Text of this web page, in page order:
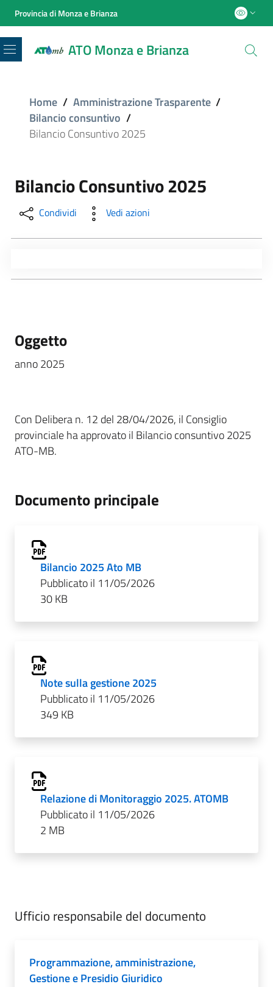
Provincia di Monza e Brianza
ATO Monza e Brianza
Menu
Home / Amministrazione Trasparente /
Bilancio consuntivo /
Bilancio Consuntivo 2025
Bilancio Consuntivo 2025
Condividi Vedi azioni
Oggetto
anno 2025
Con Delibera n. 12 del 28/04/2026, il Consiglio
provinciale ha approvato il Bilancio consuntivo 2025
ATO-MB.
Documento principale
Bilancio 2025 Ato MB
Pubblicato il 11/05/2026
30 KB
Note sulla gestione 2025
Pubblicato il 11/05/2026
349 KB
Relazione di Monitoraggio 2025. ATOMB
Pubblicato il 11/05/2026
2 MB
Ufficio responsabile del documento
Programmazione, amministrazione,
Gestione e Presidio Giuridico